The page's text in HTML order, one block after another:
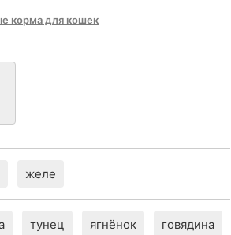
корма для кошек
желе
тунец ягнёнок говядина